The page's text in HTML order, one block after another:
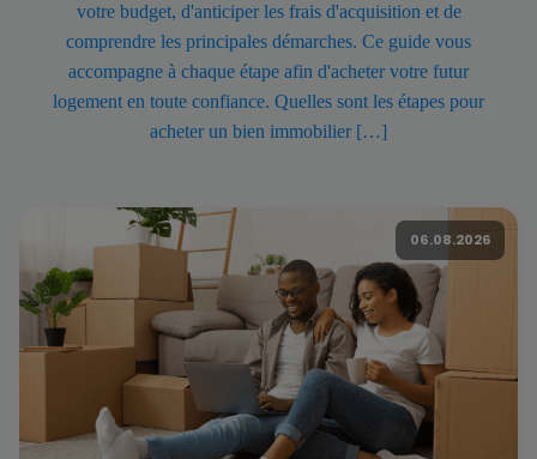
votre budget, d'anticiper les frais d'acquisition et de
comprendre les principales démarches. Ce guide vous
accompagne à chaque étape afin d'acheter votre futur
logement en toute confiance. Quelles sont les étapes pour
acheter un bien immobilier […]
06.08.2026